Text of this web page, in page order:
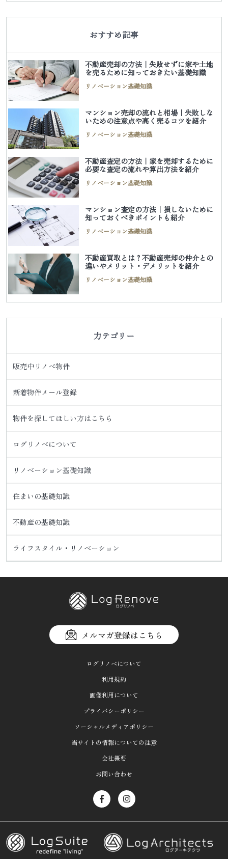
おすすめ記事
不動産売却の方法｜失敗せずに家や土地
を売るために知っておきたい基礎知識
リノベーション基礎知識
マンション売却の流れと相場｜失敗しな
いための注意点や高く売るコツを紹介
リノベーション基礎知識
不動産査定の方法｜家を売却するために
必要な査定の流れや算出方法を紹介
リノベーション基礎知識
マンション査定の方法｜損しないために
知っておくべきポイントも紹介
リノベーション基礎知識
不動産買取とは？不動産売却の仲介との
違いやメリット・デメリットを紹介
リノベーション基礎知識
力テゴリー
販売中リノベ物件
新着物件メール登録
物件を探してほしい方はこちら
ログリノベについて
リノベーション基礎知識
住まいの基礎知識
不動産の基礎知識
ライフスタイル・リノベーション
メルマガ登録はこちら
ログリノベについて
利用規約
画像利用について
プライバシーポリシー
ソーシャルメディアポリシー
当サイトの情報についての注意
会社概要
お問い合わせ